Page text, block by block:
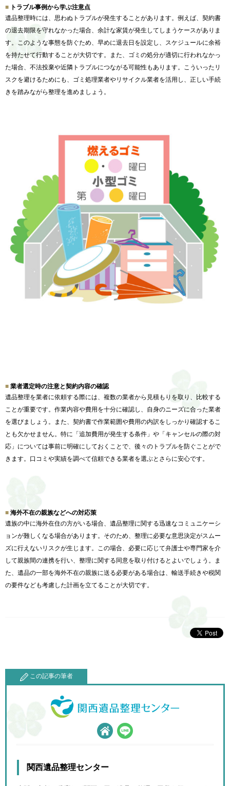
トラブル事例から学ぶ注意点
遺品整理時には、思わぬトラブルが発生することがあります。 例えば、契約書
の退去期限を守れなかった場合、 余計な家賃が発生してしまうケースがありま
す。 このような事態を防ぐため、早めに退去日を設定し、
スケジュールに余裕
を持たせて行動することが大切です。また、 ゴミの処分が適切に行われなかっ
た場合、 不法投棄や近隣トラブルにつながる可能性もあります。
こういったリ
スクを避けるためにも、 ゴミ処理業者やリサイクル業者を活用し、 正しい手続
きを踏みながら整理を進めましょう。
業者選定時の注意と契約内容の確認
遺品整理を業者に依頼する際には、 複数の業者から見積もりを取り、比較する
ことが重要です。 作業内容や費用を十分に確認し、 自身のニーズに合った業者
を選びましょう。また、 契約書で作業範囲や費用の内訳をしっかり確認するこ
とも欠かせま せん。特に「追加費用が発生する条件」や「キャンセルの際の対
応」については事前に明確にしておくことで、 後々のトラブルを防ぐことがで
きます。 口コミや実績を調べて信頼できる業者を選ぶとさらに安心です。
海外不在の親族などへの対応策
遺族の中に海外在住の方がいる場合、 遺品整理に関する迅速なコミュニケーシ
ョンが難しくなる場合があ ります。そのため、 整理に必要な意思決定がスムー
ズに行えないリスクが生じます。
この場合、 必要に応じて弁護士や専門家を介
して親族間の連携を行い、 整理に関する同意を取り付けるとよいでしょう。ま
た、 遺品の一部を海外不在の親族に送る必要がある場合は、 輸送手続きや税関
の要件なども考慮した計画を立てることが大切です。
この記事の筆者
関西遺品整理センター